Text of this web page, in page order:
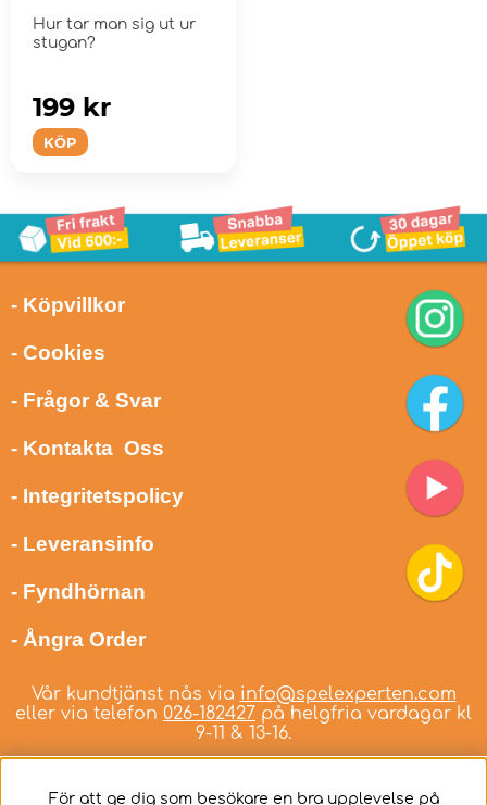
Hur tar man sig ut ur
stugan?
KÖP
199 kr
- Köpvillkor
- Cookies
- Frågor & Svar
- Kontakta Oss
- Integritetspolicy
- Leveransinfo
- Fyndhörnan
- Ångra Order
Vår kundtjänst nås via info@spelexperten.com
eller via telefon 026-182427 på helgfria vardagar kl
9-11 & 13-16.
För att ge dig som besökare en bra upplevelse på